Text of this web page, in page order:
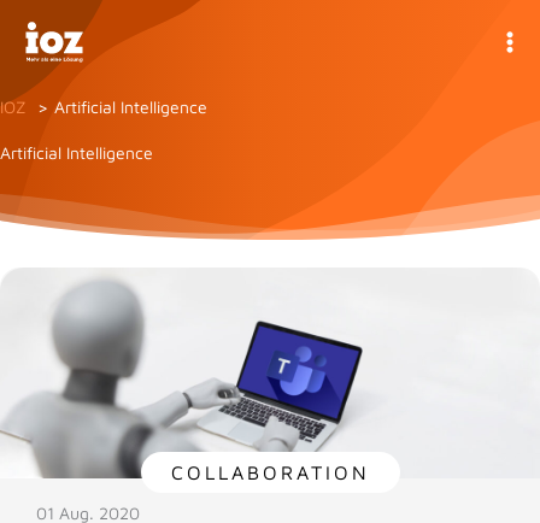
Inhalt
springen
IOZ Artificial Intelligence
Artificial Intelligence
COLLABORATION
01 Aug. 2020